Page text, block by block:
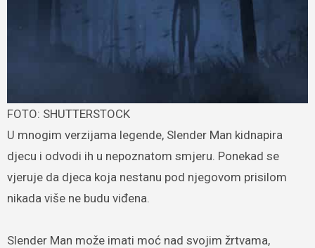
FOTO: SHUTTERSTOCK
U mnogim verzijama legende, Slender Man kidnapira
djecu i odvodi ih u nepoznatom smjeru. Ponekad se
vjeruje da djeca koja nestanu pod njegovom prisilom
nikada više ne budu viđena.
Slender Man može imati moć nad svojim žrtvama,